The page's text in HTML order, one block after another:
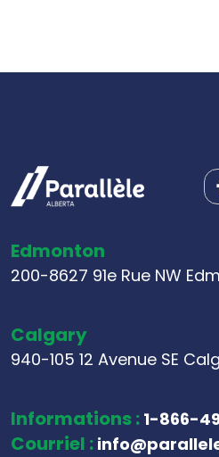
Edmonton
200-8627 91e Rue NW
Calgary
940-105 12 Avenue SE
Informations : 1-866-
Courriel :